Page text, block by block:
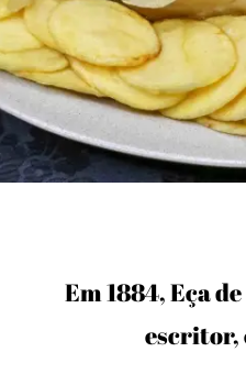
Em 1884, Eça
escritor,